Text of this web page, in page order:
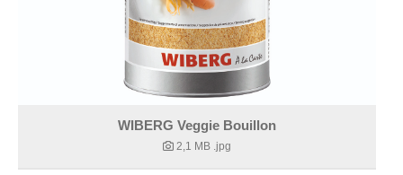
WIBERG Veggie Bouillon
2,1 MB .jpg